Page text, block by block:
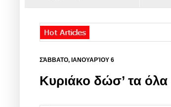
ΣΆΒΒΑΤΟ, ΙΑΝΟΥΑΡΊΟΥ 6
Κυριάκο δώσ’ τα όλα